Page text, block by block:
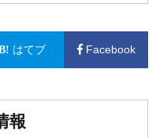
はてブ Facebook
報